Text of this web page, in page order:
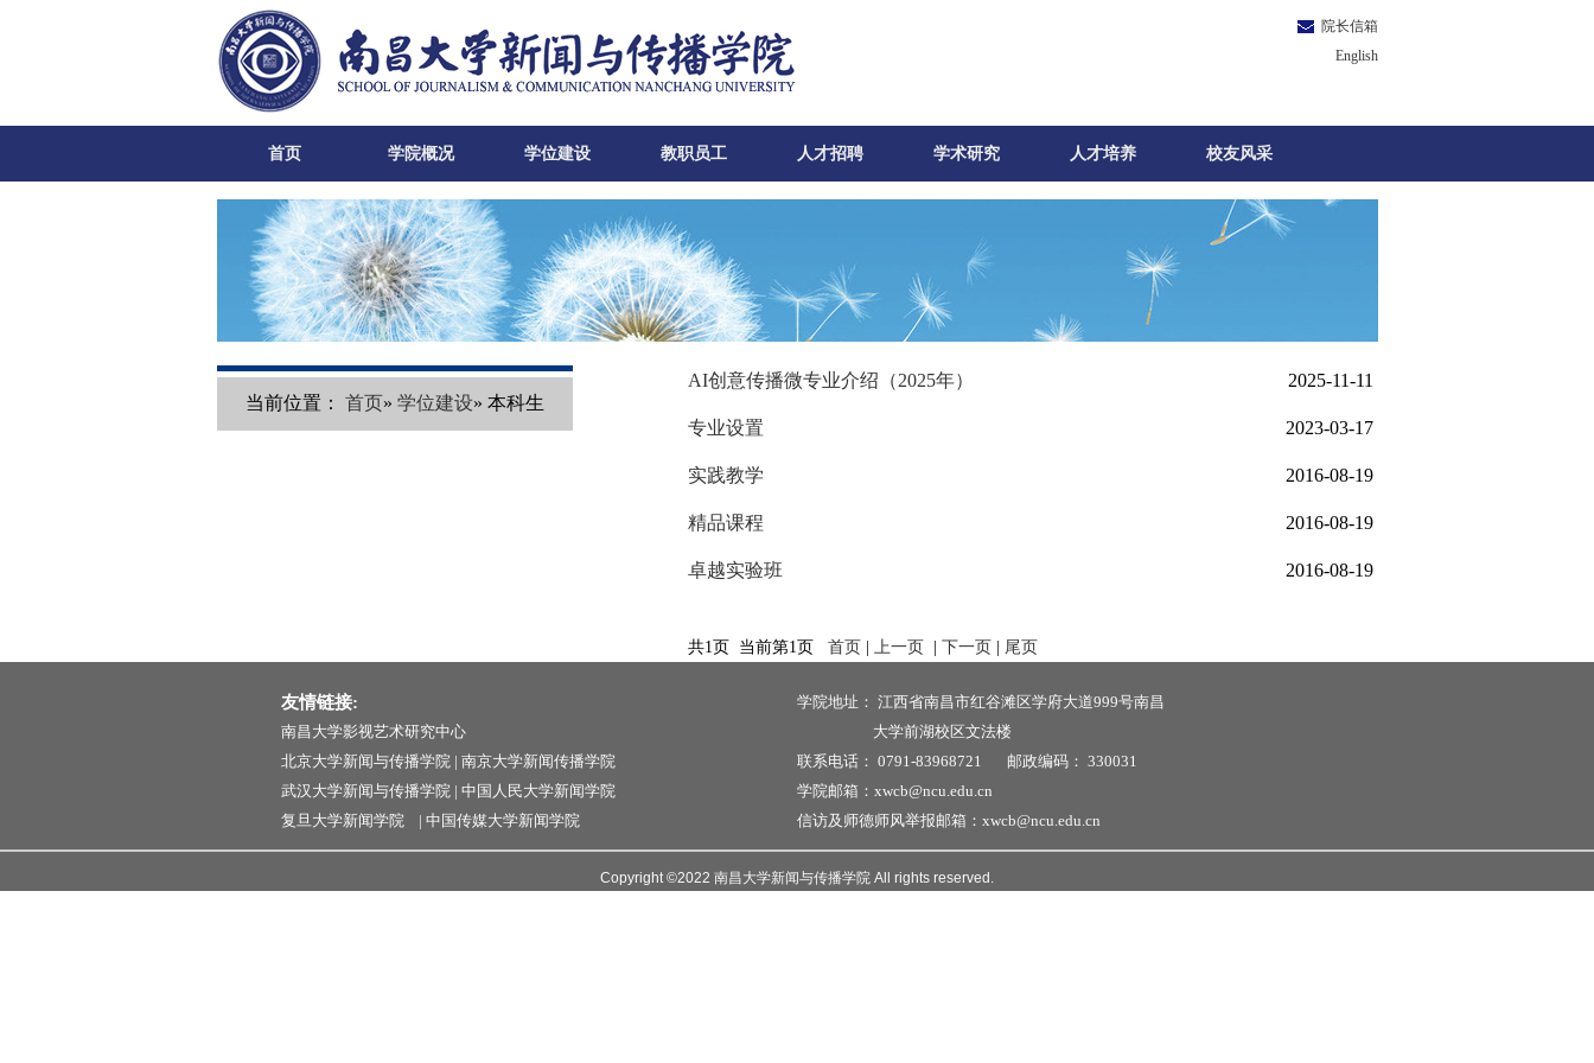
院长信箱
English
首页 学院概况 学位建设 教职员工 人才招聘 学术研究 人才培养 校友风采
当前位置： 首页» 学位建设» 本科生
AI创意传播微专业介绍（2025年） 2025-11-11
专业设置 2023-03-17
实践教学 2016-08-19
精品课程 2016-08-19
卓越实验班 2016-08-19
共1页 当前第1页 首页 上一页 下一页 尾页
友情链接:
南昌大学影视艺术研究中心
北京大学新闻与传播学院 | 南京大学新闻传播学院
武汉大学新闻与传播学院 | 中国人民大学新闻学院
复旦大学新闻学院
| 中国传媒大学新闻学院
学院地址： 江西省南昌市红谷滩区学府大道999号南昌
大学前湖校区文法楼
联系电话： 0791-83968721 邮政编码： 330031
学院邮箱：xwcb@ncu.edu.cn
信访及师德师风举报邮箱：xwcb@ncu.edu.cn
Copyright ©2022 南昌大学新闻与传播学院 All rights reserved.